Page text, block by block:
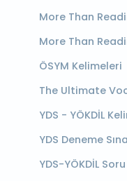
More Than
More Than
ÖSYM Kelimeleri
The Ultimate
YDS - YÖKDİL
YDS Deneme
YDS-YÖKDİL